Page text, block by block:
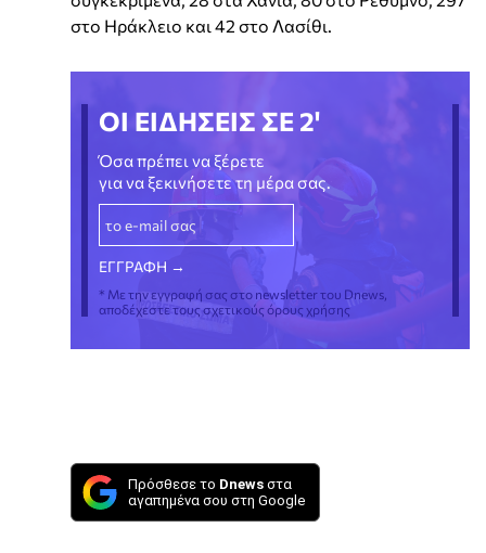
στο Ηράκλειο και 42 στο Λασίθι.
ΟΙ ΕΙΔΗΣΕΙΣ ΣΕ 2'
Όσα πρέπει να ξέρετε
για να ξεκινήσετε τη μέρα σας.
* Με την εγγραφή σας στο newsletter του Dnews,
αποδέχεστε τους σχετικούς όρους χρήσης
Πρόσθεσε το Dnews στα
αγαπημένα σου στη Google